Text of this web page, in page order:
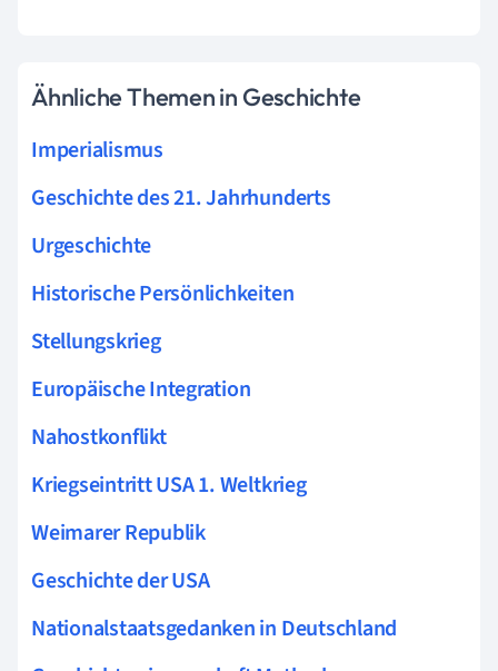
Ähnliche Themen in Geschichte
Imperialismus
Geschichte des 21. Jahrhunderts
Urgeschichte
Historische Persönlichkeiten
Stellungskrieg
Europäische Integration
Nahostkonflikt
Kriegseintritt USA 1. Weltkrieg
Weimarer Republik
Geschichte der USA
Nationalstaatsgedanken in Deutschland